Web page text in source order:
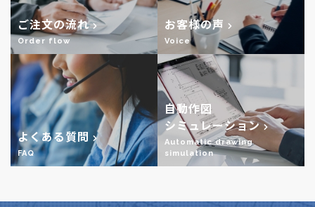
ご注文の流れ
Order flow
お客様の声
Voice
よくある質問
FAQ
自動作図
シミュレーション
Automatic drawing
simulation